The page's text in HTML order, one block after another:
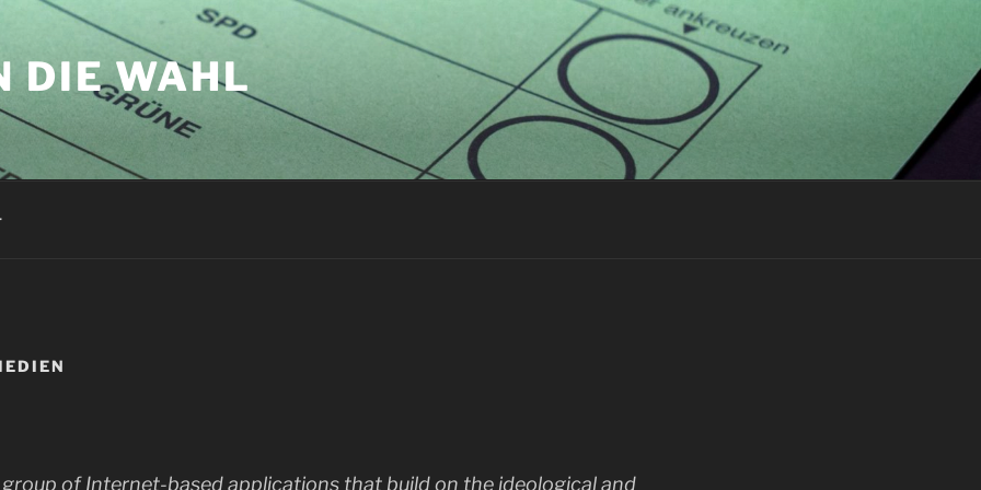
DIE WAHL
group of Internet-based applications that build on the ideological and